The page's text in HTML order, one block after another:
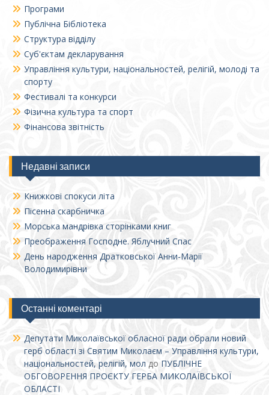
Програми
Публічна Бібліотека
Структура відділу
Суб'єктам декларування
Управління культури, національностей, релігій, молоді та
спорту
Фестивалі та конкурси
Фізична культура та спорт
Фінансова звітність
Недавні записи
Книжкові спокуси літа
Пісенна скарбничка
Морська мандрівка сторінками книг
Преображення Господне. Яблучний Спас
День народження Дратковської Анни-Марії
Володимирівни
Останні коментарі
Депутати Миколаївської обласної ради обрали новий
герб області зі Святим Миколаєм – Управління культури,
національностей, релігій, мол до ПУБЛІЧНЕ
ОБГОВОРЕННЯ ПРОЄКТУ ГЕРБА МИКОЛАЇВСЬКОЇ
ОБЛАСТІ